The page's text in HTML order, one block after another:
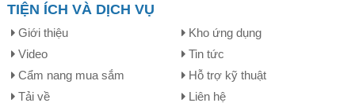
TIỆN ÍCH VÀ DỊCH VỤ
Giới thiệu
Kho ứng dụng
Video
Tin tức
Cẩm nang mua sắm
Hỗ trợ kỹ thuật
Tải về
Liên hệ